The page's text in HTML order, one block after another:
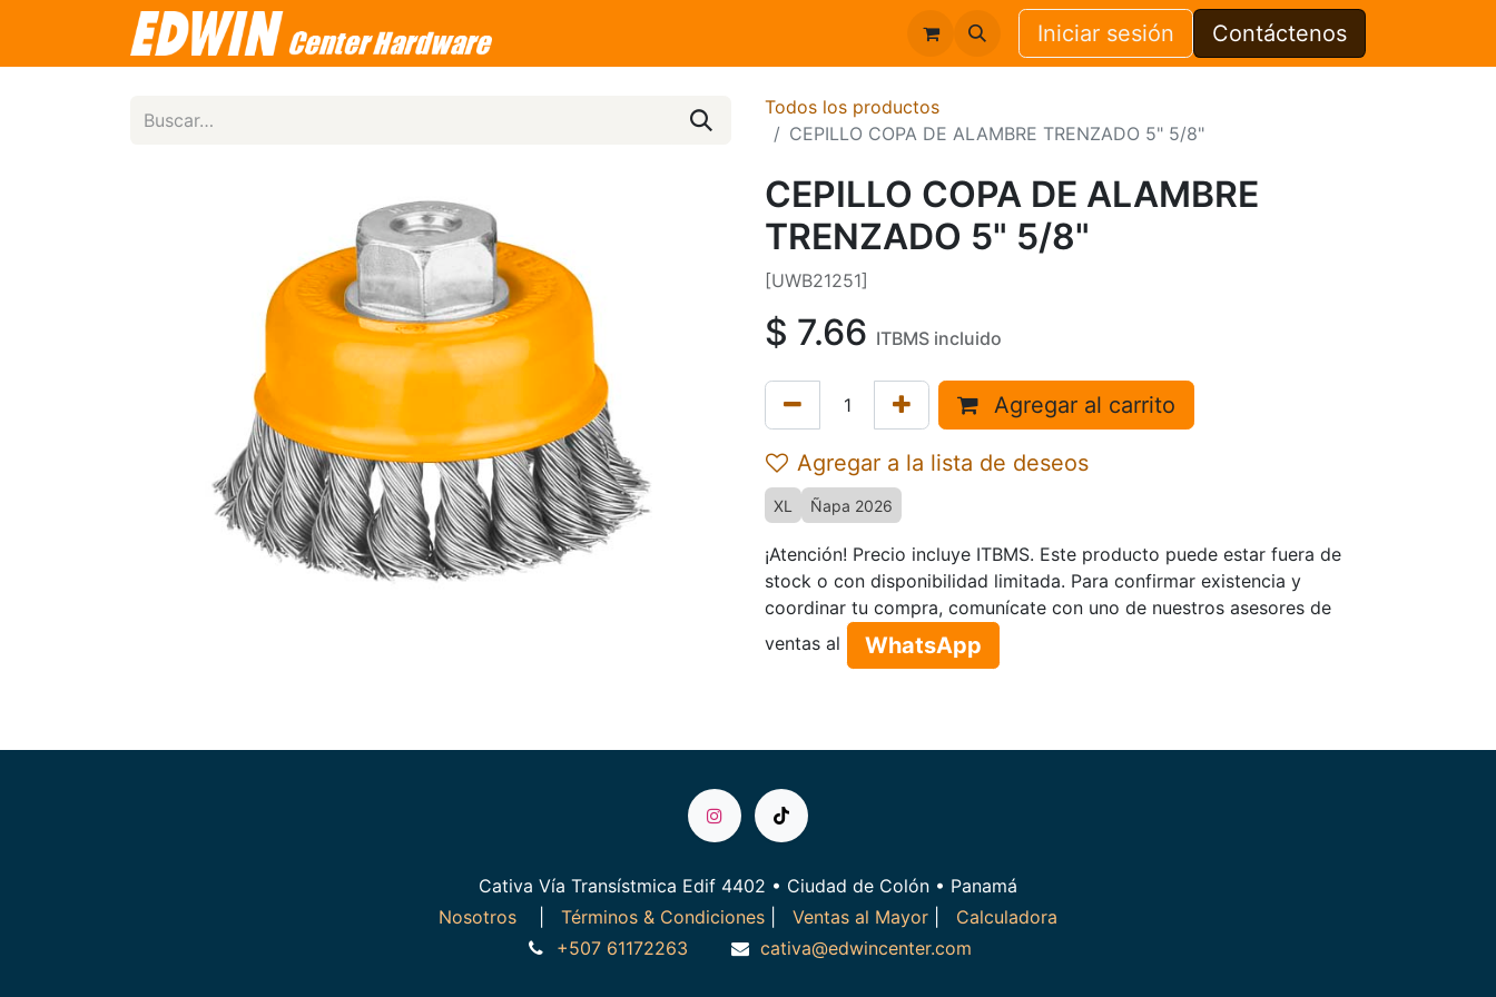
Iniciar sesión Contáctenos
Todos los productos
CEPILLO COPA DE ALAMBRE TRENZADO 5" 5/8"
CEPILLO COPA DE ALAMBRE
TRENZADO 5" 5/8"
[UWB21251]
$ 7.66 ITBMS incluido
Agregar al carrito
Agregar a la lista de deseos
XL Ñapa 2026
¡Atención! Precio incluye ITBMS. Este producto puede estar fuera de
stock o con disponibilidad limitada. Para confirmar existencia y
coordinar tu compra, comunícate con uno de nuestros asesores de
ventas al
WhatsApp​​​​
Cativa Vía Transístmica Edif 4402 • Ciudad de Colón • Panamá
Nosotros
Términos & Condiciones Ventas al Mayor
Calculadora
+507 61172263
cativa@edwincenter.com